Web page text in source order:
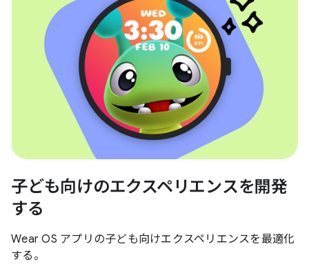
子ども向けのエクスペリエンスを開発
する
Wear OS アプリの子ども向けエクスペリエンスを最適化
する。